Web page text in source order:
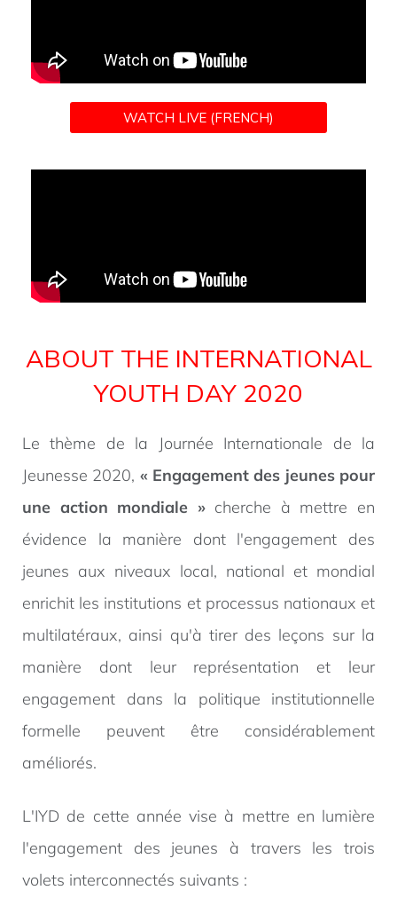
WATCH LIVE (FRENCH)
ABOUT THE INTERNATIONAL
YOUTH DAY 2020
Le thème de la Journée Internationale de la
Jeunesse 2020, « Engagement des jeunes pour
une action mondiale »cherche à mettre en
évidence la manière dont l'engagement des
jeunes aux niveaux local, national et mondial
enrichit les institutions et processus nationaux et
multilatéraux, ainsi qu'à tirer des leçons sur la
manière dont leur représentation et leur
engagement dans la politique institutionnelle
formelle peuvent être considérablement
améliorés.
L'IYD de cette année vise à mettre en lumière
l'engagement des jeunes à travers les trois
volets interconnectés suivants :